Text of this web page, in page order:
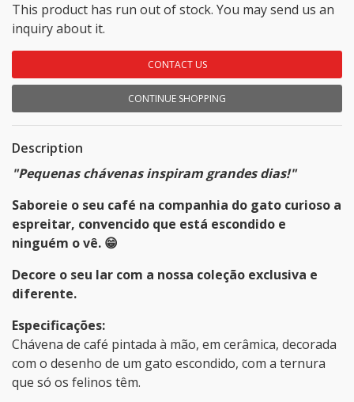
This product has run out of stock. You may send us an
inquiry about it.
CONTACT US
CONTINUE SHOPPING
Description
"Pequenas chávenas inspiram grandes dias!"
Saboreie o seu café na companhia do gato curioso a
espreitar, convencido que está escondido e
ninguém o vê. 😁
Decore o seu lar com a nossa coleção exclusiva e
diferente.
Especificações:
Chávena de café pintada à mão, em cerâmica, decorada
com o desenho de um gato escondido, com a ternura
que só os felinos têm.